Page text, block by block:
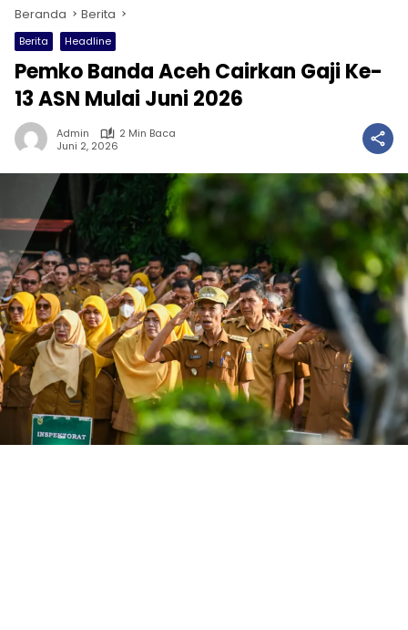
Beranda Berita
Berita Headline
Pemko Banda Aceh Cairkan Gaji Ke-
13 ASN Mulai Juni 2026
Admin
2 Min Baca
Juni 2, 2026